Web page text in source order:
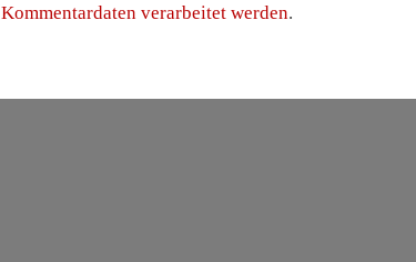
Kommentardaten verarbeitet werden.